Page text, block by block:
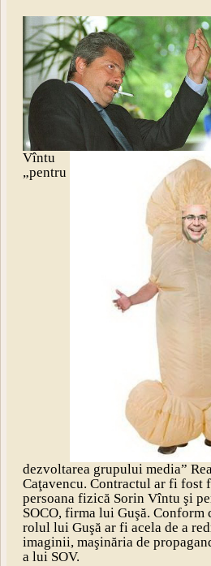
Vîntu
„pentru
dezvoltarea grupului media”
Caţavencu. Contractul ar fi fost
persoana fizică Sorin Vîntu şi
SOCO, firma lui Guşă. Conform
rolul lui Guşă ar fi acela de a
imaginii, maşinăria de
a lui SOV.